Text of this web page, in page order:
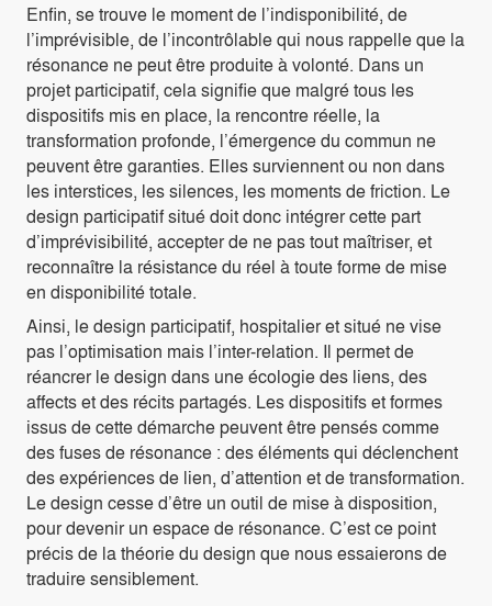
Enfin, se trouve le moment de l’indisponibilité, de
l’imprévisible, de l’incontrôlable qui nous rappelle que la
résonance ne peut être produite à volonté. Dans un
projet participatif, cela signifie que malgré tous les
dispositifs mis en place, la rencontre réelle, la
transformation profonde, l’émergence du commun ne
peuvent être garanties. Elles surviennent ou non dans
les interstices, les silences, les moments de friction. Le
design participatif situé doit donc intégrer cette part
d’imprévisibilité, accepter de ne pas tout maîtriser, et
reconnaître la résistance du réel à toute forme de mise
en disponibilité totale.
Ainsi, le design participatif, hospitalier et situé ne vise
pas l’optimisation mais l’inter-relation. Il permet de
réancrer le design dans une écologie des liens, des
affects et des récits partagés. Les dispositifs et formes
issus de cette démarche peuvent être pensés comme
des fuses de résonance : des éléments qui déclenchent
des expériences de lien, d’attention et de transformation.
Le design cesse d’être un outil de mise à disposition,
pour devenir un espace de résonance. C’est ce point
précis de la théorie du design que nous essaierons de
traduire sensiblement.